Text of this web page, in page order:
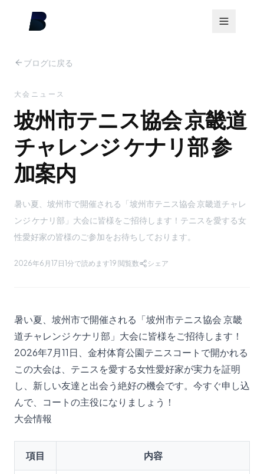
ブログに戻る
大会ニュース
坡州市テニス協会 京畿道
チャレンジ ケナリ部 参
加案内
暑い夏、坡州市で開催される「坡州市テニス協会 京畿道チャレ
ンジ ケナリ部」大会に皆様をご招待します！テニスを愛する女
性愛好家の皆様のご参加をお待ちしております。
2026年6月17日1分で読めます19 閲覧数 シェア
暑い夏、坡州市で開催される「坡州市テニス協会 京畿
道チャレンジ ケナリ部」大会に皆様をご招待します！
2026年7月11日、金村体育公園テニスコートで開かれる
この大会は、テニスを愛する女性愛好家が実力を証明
し、新しい友達と出会う絶好の機会です。今すぐ申し込
んで、コートの主役になりましょう！
大会情報
項目 内容